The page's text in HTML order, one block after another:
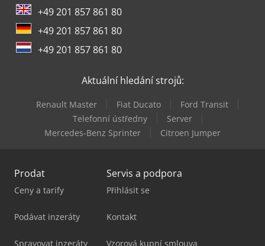
Komatsu Pc80Mr-3
Komatsu Pw148-8
Komatsu Wa480-6
Komatsu Wa70M-8
Komatsu Wh613
+49 201 857 861 80
+49 201 857 861 80
+49 201 857 861 80
Aktuální hledání strojů:
Renault Master Fiat Ducato
Ford Transit
Telefonní ústředny
Server
Mercedes-Benz Sprinter
Citroen Jumper
Prodat
Ceny a tarify
Podávat inzeráty
Spravovat inzeráty
Servis a podpora
Přihlásit se
Kontakt
Vzorová kupní smlouva